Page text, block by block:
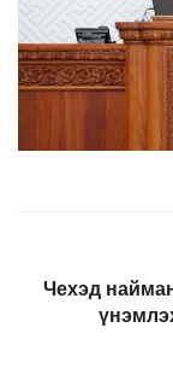
Чехэд